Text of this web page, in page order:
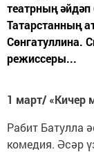
театрның
Татарстанның
Сөнгатуллина.
режиссеры...
1 март/ «Кичер
Рабит Батулла
комедия. Әсәр